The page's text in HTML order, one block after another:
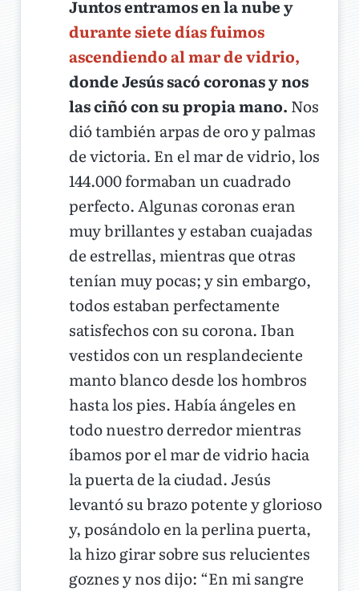
Juntos entramos en la nube y
durante siete días fuimos
ascendiendo al mar de vidrio,
donde Jesús sacó coronas y nos
las ciñó con su propia mano. Nos
dió también arpas de oro y palmas
de victoria. En el mar de vidrio, los
144.000 formaban un cuadrado
perfecto. Algunas coronas eran
muy brillantes y estaban cuajadas
de estrellas, mientras que otras
tenían muy pocas; y sin embargo,
todos estaban perfectamente
satisfechos con su corona. Iban
vestidos con un resplandeciente
manto blanco desde los hombros
hasta los pies. Había ángeles en
todo nuestro derredor mientras
íbamos por el mar de vidrio hacia
la puerta de la ciudad. Jesús
levantó su brazo potente y glorioso
y, posándolo en la perlina puerta,
la hizo girar sobre sus relucientes
goznes y nos dijo: “En mi sangre